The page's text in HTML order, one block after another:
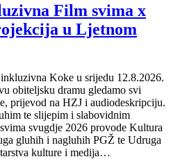
Film svima x
u Ljetnom
Koke u srijedu 12.8.2026.
obiteljsku dramu gledamo svi
prijevod na HZJ i audiodeskripciju.
te slijepim i slabovidnim
svugdje 2026 provode Kultura
gluhih i nagluhih PGŽ te Udruga
kulture i medija…